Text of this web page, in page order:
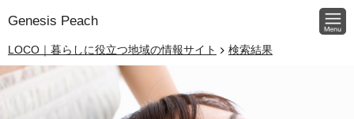
Genesis Peach
LOCO｜暮らしに役立つ地域の情報サイト 検索結果